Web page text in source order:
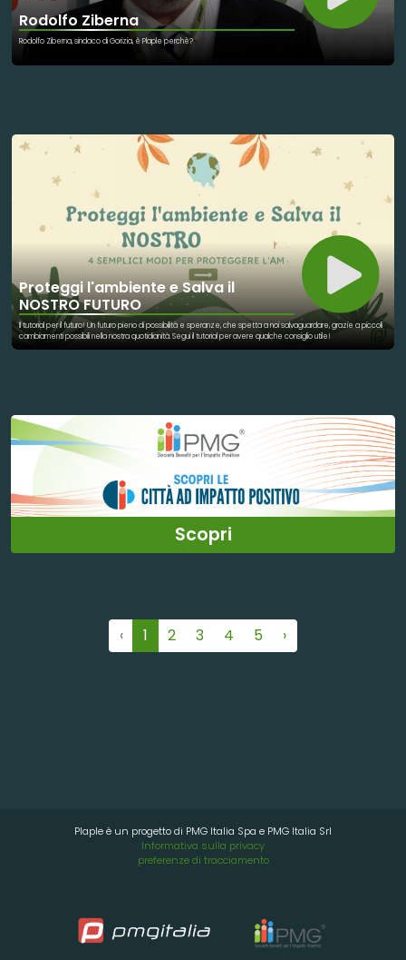
Rodolfo Ziberna
Rodolfo Ziberna, sindaco di Gorizia, è Plaple perchè?
Proteggi l'ambiente e Salva il
NOSTRO FUTURO
Il tutorial per il futuro! Un futuro pieno di possibilità e speranze, che spetta a noi salvaguardare, grazie a piccoli
cambiamenti possibili nella nostra quotidianità. Segui il tutorial per avere qualche consiglio utile!
Scopri
‹ 1 2 3 4 5 ›
Plaple è un progetto di PMG Italia Spa e PMG Italia Srl
Informativa sulla privacy
preferenze di tracciamento